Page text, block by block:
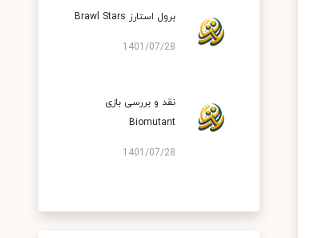
برول استارز Brawl Stars
1401/07/28
نقد و بررسی بازی
Biomutant
1401/07/28